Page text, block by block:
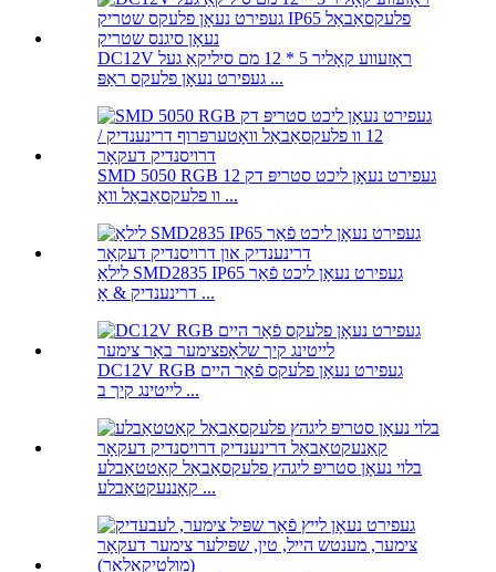
DC12V ראָזעווע קאָליר 5 * 12 מם סיליקאַ געל
געפירט נעאָן פלעקס ראַפּ ...
SMD 5050 RGB געפירט נעאָן ליכט סטריפּ דק 12
וו פלעקסאַבאַל וואַ ...
לילאַ SMD2835 IP65 געפירט נעאָן ליכט פֿאַר
דרינענדיק & אָ ...
DC12V RGB געפירט נעאָן פלעקס פֿאַר היים
לייטינג קיך ב ...
בלוי נעאָן סטריפּ ליגהץ פלעקסאַבאַל קאַטטאַבלע
קאָננעקטאַבלע ...